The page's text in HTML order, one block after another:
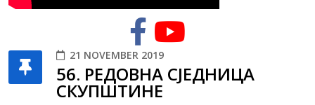
21 NOVEMBER 2019
56. РЕДОВНA СЈЕДНИЦA
СКУПШТИНЕ